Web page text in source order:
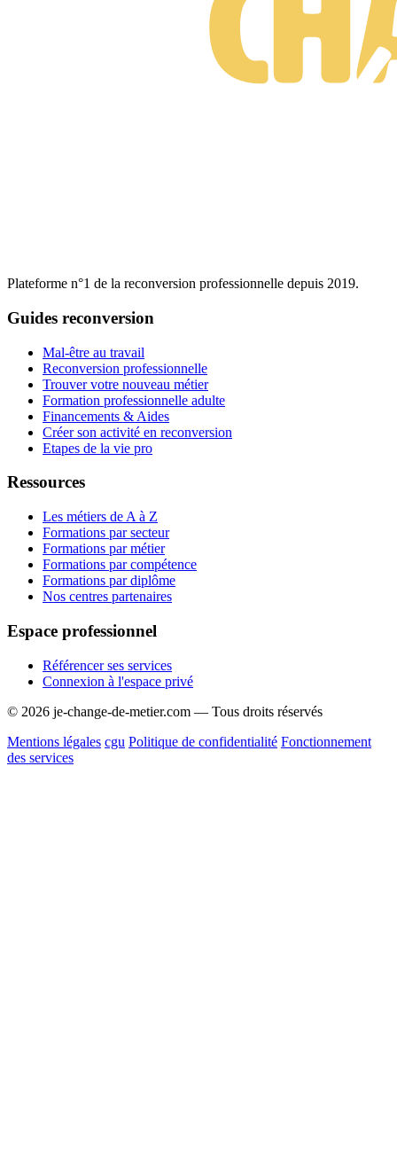
Plateforme n°1 de la reconversion professionnelle depuis 2019.
Guides reconversion
Mal-être au travail
Reconversion professionnelle
Trouver votre nouveau métier
Formation professionnelle adulte
Financements & Aides
Créer son activité en reconversion
Etapes de la vie pro
Ressources
Les métiers de A à Z
Formations par secteur
Formations par métier
Formations par compétence
Formations par diplôme
Nos centres partenaires
Espace professionnel
Référencer ses services
Connexion à l'espace privé
© 2026 je-change-de-metier.com — Tous droits réservés
Mentions légales cgu Politique de confidentialité Fonctionnement
des services